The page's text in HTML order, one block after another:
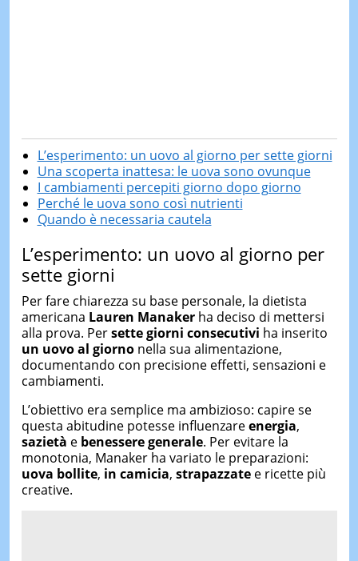
L’esperimento: un uovo al giorno per sette giorni
Una scoperta inattesa: le uova sono ovunque
I cambiamenti percepiti giorno dopo giorno
Perché le uova sono così nutrienti
Quando è necessaria cautela
L’esperimento: un uovo al giorno per
sette giorni
Per fare chiarezza su base personale, la dietista
americana Lauren Manakerha deciso di mettersi
alla prova. Persette giorni consecutivi ha inserito
un uovo al giornonella sua alimentazione,
documentando con precisione effetti, sensazioni e
cambiamenti.
L’obiettivo era semplice ma ambizioso: capire se
questa abitudine potesse influenzareenergia,
sazietà e benessere generale. Per evitare la
monotonia, Manaker ha variato le preparazioni:
uova bollite, in camicia, strapazzatee ricette più
creative.